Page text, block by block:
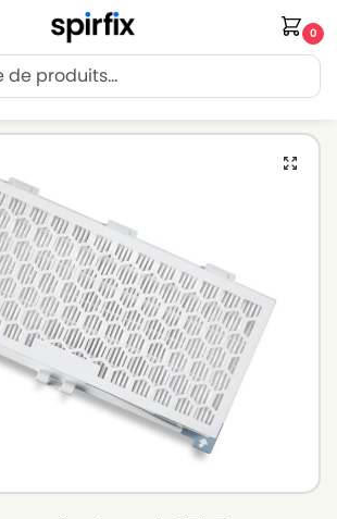
0
Point Relais offerte dès 30€ d’achat.